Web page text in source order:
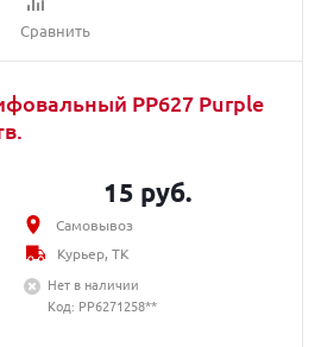
Сравнить
PP627 Purple
15 руб.
Самовывоз
Курьер, ТК
Нет в наличии
Код: PP6271258**